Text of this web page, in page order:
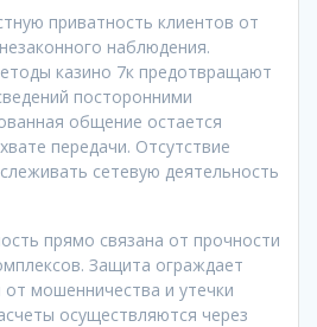
приватность клиентов от
наблюдения.
казино 7к предотвращают
посторонними
общение остается
передачи. Отсутствие
сетевую деятельность
прямо связана от прочности
Защита ограждает
мошенничества и утечки
осуществляются через